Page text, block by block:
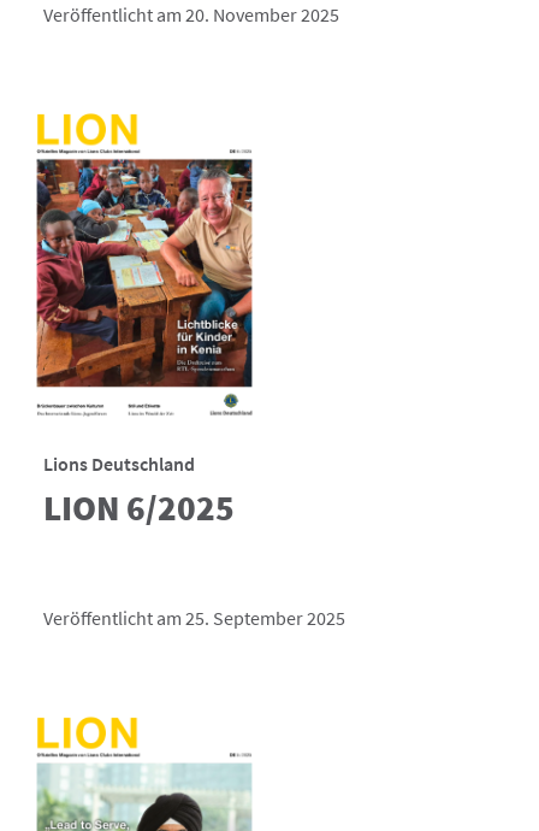
Veröffentlicht am 20. November 2025
Lions Deutschland
LION 6/2025
Veröffentlicht am 25. September 2025